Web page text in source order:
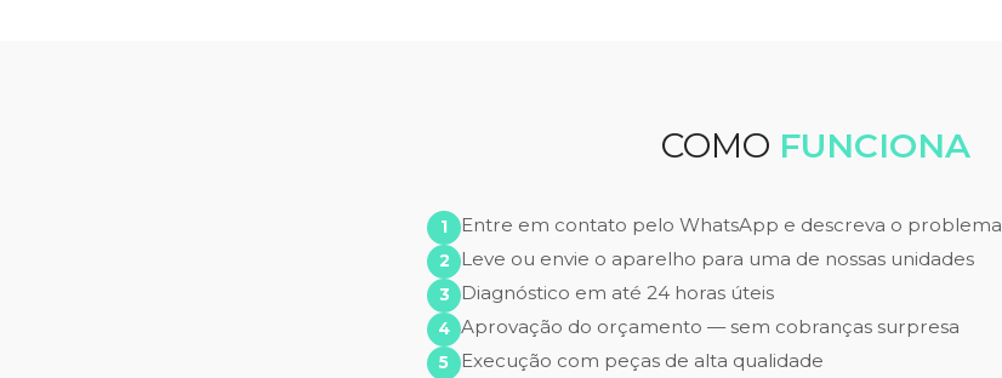
COMO FUNCIONA
Entre em contato pelo WhatsApp e descreva o problema
Leve ou envie o aparelho para uma de nossas unidades
Diagnóstico em até 24 horas úteis
Aprovação do orçamento — sem cobranças surpresa
Execução com peças de alta qualidade